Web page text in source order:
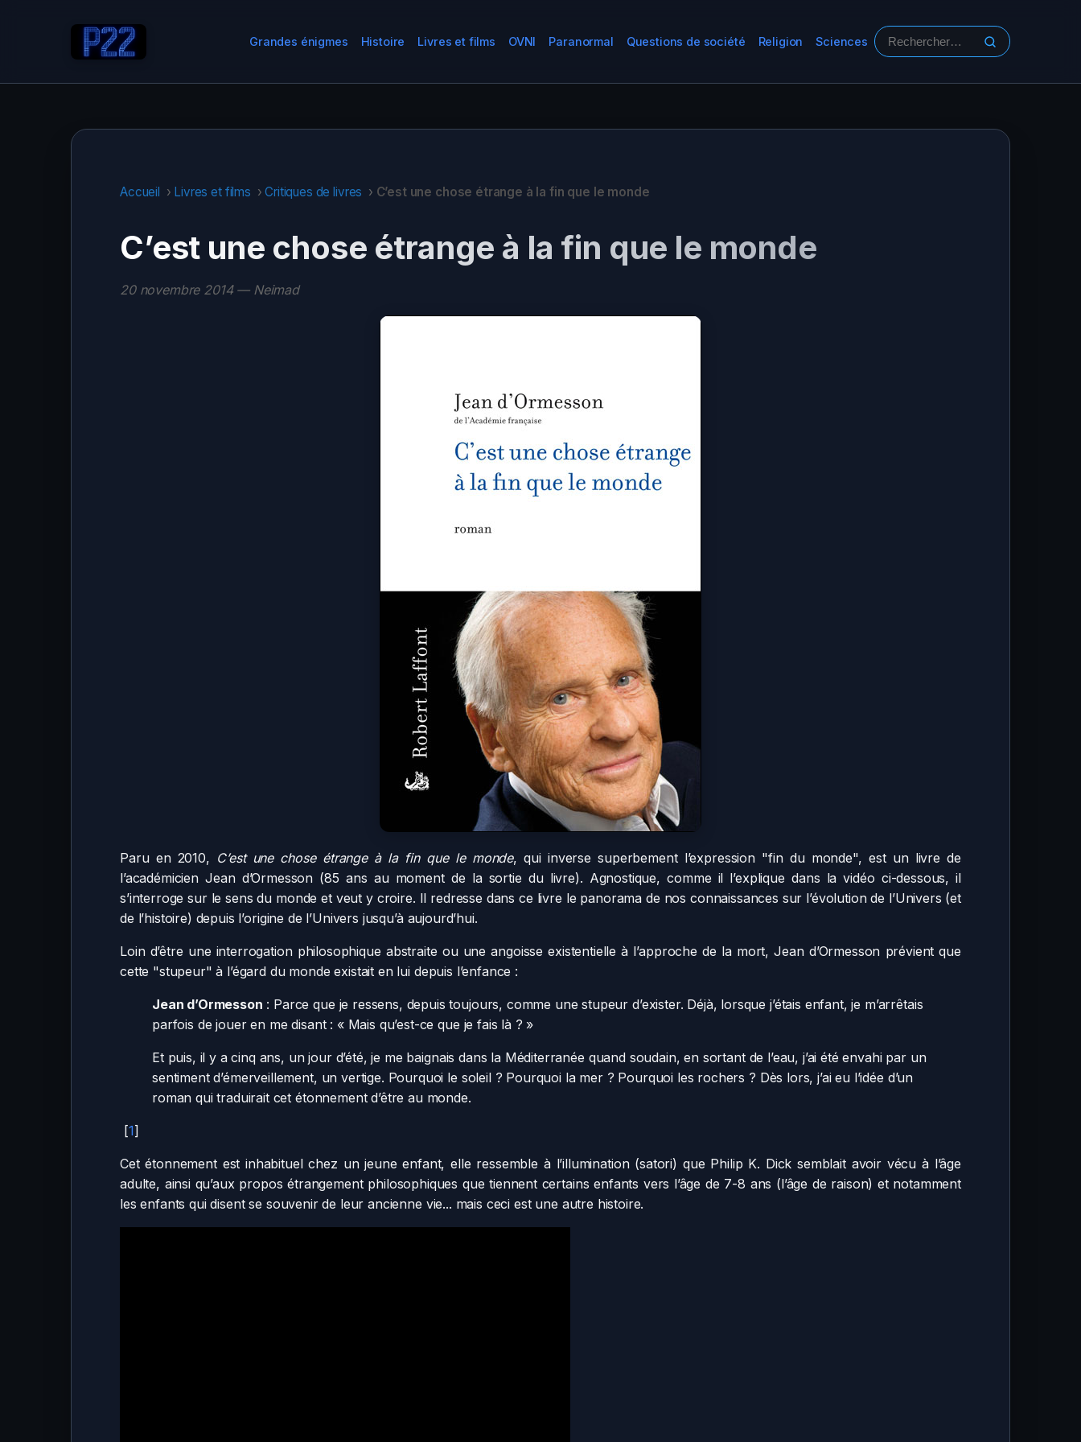
Grandes énigmes Histoire Livres et films OVNI Paranormal Questions de société Religion Sciences
Rechercher :
Accueil › Livres et films ›Critiques de livres › C’est une chose étrange à la fin que le monde
C’est une chose étrange à la fin que le monde
20 novembre 2014 — Neimad
Paru en 2010, C’est une chose étrange à la fin que le monde, qui inverse superbement l’expression "fin du monde", est un livre de
l’académicien Jean d’Ormesson (85 ans au moment de la sortie du livre). Agnostique, comme il l’explique dans la vidéo ci-dessous, il
s’interroge sur le sens du monde et veut y croire. Il redresse dans ce livre le panorama de nos connaissances sur l’évolution de l’Univers (et
de l’histoire) depuis l’origine de l’Univers jusqu’à aujourd’hui.
Loin d’être une interrogation philosophique abstraite ou une angoisse existentielle à l’approche de la mort, Jean d’Ormesson prévient que
cette "stupeur" à l’égard du monde existait en lui depuis l’enfance :
Jean d’Ormesson : Parce que je ressens, depuis toujours, comme une stupeur d’exister. Déjà, lorsque j’étais enfant, je m’arrêtais
parfois de jouer en me disant : « Mais qu’est-ce que je fais là ? »
Et puis, il y a cinq ans, un jour d’été, je me baignais dans la Méditerranée quand soudain, en sortant de l’eau, j’ai été envahi par un
sentiment d’émerveillement, un vertige. Pourquoi le soleil ? Pourquoi la mer ? Pourquoi les rochers ? Dès lors, j’ai eu l’idée d’un
roman qui traduirait cet étonnement d’être au monde.
[1]
Cet étonnement est inhabituel chez un jeune enfant, elle ressemble à l’illumination (satori) que Philip K. Dick semblait avoir vécu à l’âge
adulte, ainsi qu’aux propos étrangement philosophiques que tiennent certains enfants vers l’âge de 7-8 ans (l’âge de raison) et notamment
les enfants qui disent se souvenir de leur ancienne vie... mais ceci est une autre histoire.